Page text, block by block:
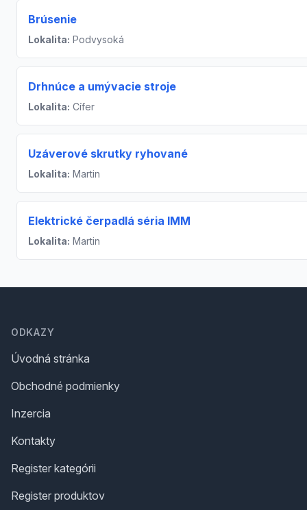
Brúsenie
Lokalita: Podvysoká
Drhnúce a umývacie stroje
Lokalita: Cífer
Uzáverové skrutky ryhované
Lokalita: Martin
Elektrické čerpadlá séria IMM
Lokalita: Martin
ODKAZY
Úvodná stránka
Obchodné podmienky
Inzercia
Kontakty
Register kategórii
Register produktov